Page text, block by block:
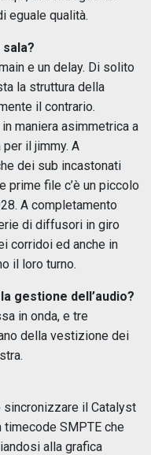
eguale qualità.
e un delay. Di solito
la struttura della
il contrario.
maniera asimmetrica a
il jimmy. A
dei sub incastonati
prime file c’è un piccolo
A completamento
di diffusori in giro
corridoi ed anche in
il loro turno.
gestione dell’audio?
in onda, e tre
della vestizione dei
il Catalyst
timecode SMPTE che
alla grafica